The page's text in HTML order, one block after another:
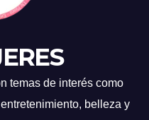
temas de interés como
belleza y